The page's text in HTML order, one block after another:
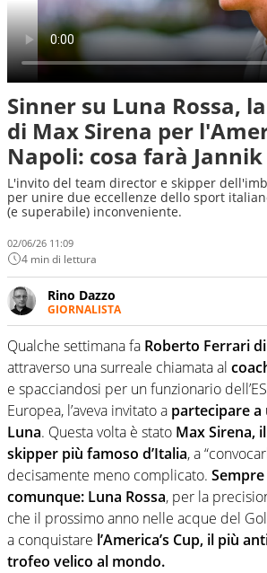
Sinner su Luna Rossa,
di Max Sirena per
Napoli: cosa farà Jannik
L'invito del team director e skipper
per unire due eccellenze dello sport
(e superabile) inconveniente.
02/06/26 11:09
4 min di lettura
Rino Dazzo
GIORNALISTA
Se mai ci fosse modo di traslare il
una nicchia di esperti, lui ne
una svista arbitrale né gli umori
curve
Qualche settimana fa Roberto Ferrari
attraverso una surreale chiamata al
e spacciandosi per un funzionario
Europea, l’aveva invitato a partecipare a
Luna. Questa volta è stato Max Sirena,
skipper più famoso d’Italia, a
decisamente meno complicato.
comunque: Luna Rossa, per la
che il prossimo anno nelle acque del
a conquistare l’America’s Cup, il più
trofeo velico al mondo.